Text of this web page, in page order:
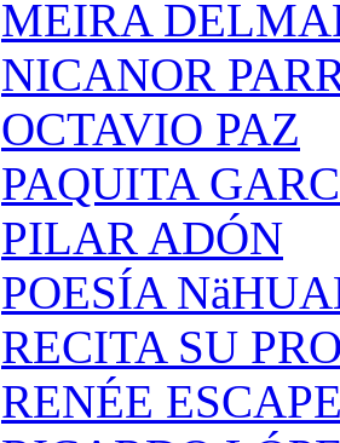
MEIRA
NICANOR
OCTAVIO PAZ
PAQUITA
PILAR ADÓN
POESÍA
RECITA SU
RENÉE